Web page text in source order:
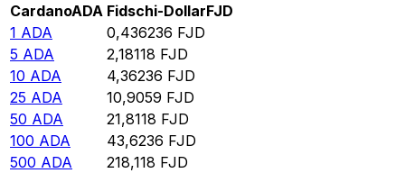
CardanoADA Fidschi-DollarFJD
1 ADA 0,436236 FJD
5 ADA 2,18118 FJD
10 ADA 4,36236 FJD
25 ADA 10,9059 FJD
50 ADA 21,8118 FJD
100 ADA 43,6236 FJD
500 ADA 218,118 FJD